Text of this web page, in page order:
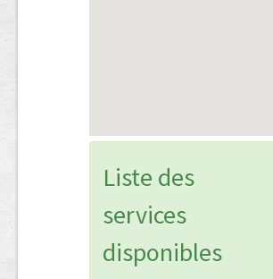
Liste des
services
disponibles